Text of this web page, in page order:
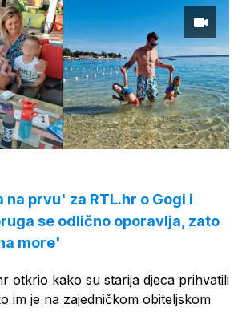
prvu' za RTL.hr o Gogi i
se odlično oporavlja, zato
more'
otkrio kako su starija djeca prihvatili
im je na zajedničkom obiteljskom